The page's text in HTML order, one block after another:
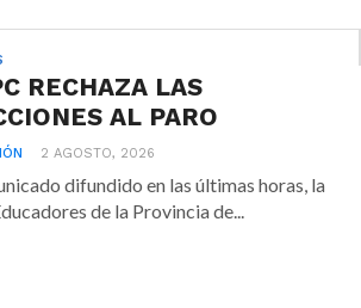
RECHAZA LAS
AL PARO
2 AGOSTO, 2026
difundido en las últimas horas, la
de la Provincia de...